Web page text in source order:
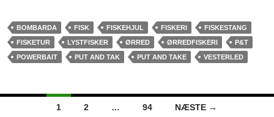
BOMBARDA FISK FISKEHJUL FISKERI
FISKESTANG
FISKETUR
LYSTFISKER ØRRED ØRREDFISKERI
P&T
POWERBAIT
PUT AND TAK PUT AND TAKE VESTERLED
Indlægsnavigation
1 2 … 94 NÆSTE →